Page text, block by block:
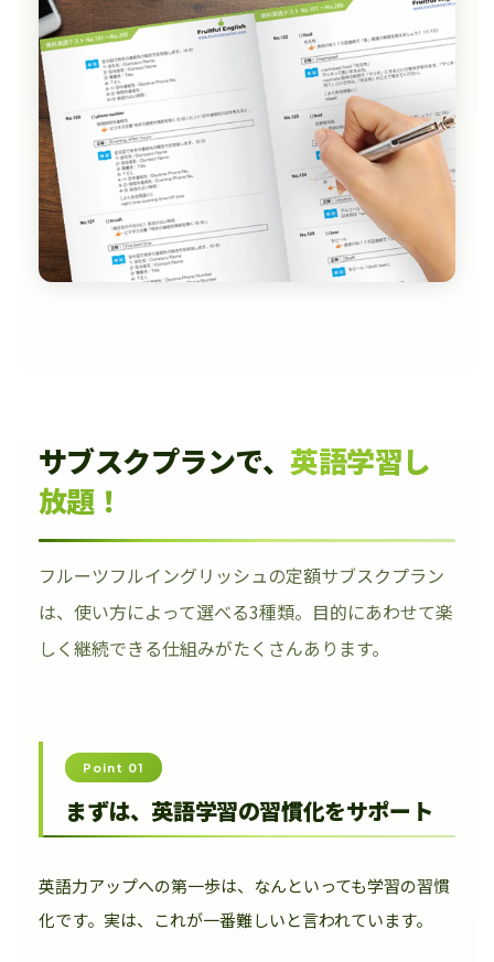
サブスクプランで、 英語学習し
放題！
フルーツフルイングリッシュの定額サブスクプラン
は、使い方によって選べる3種類。目的にあわせて楽
しく継続できる仕組みがたくさんあります。
Point 01
まずは、英語学習の習慣化をサポート
英語力アップへの第一歩は、なんといっても学習の習慣
化です。実は、これが一番難しいと言われています。